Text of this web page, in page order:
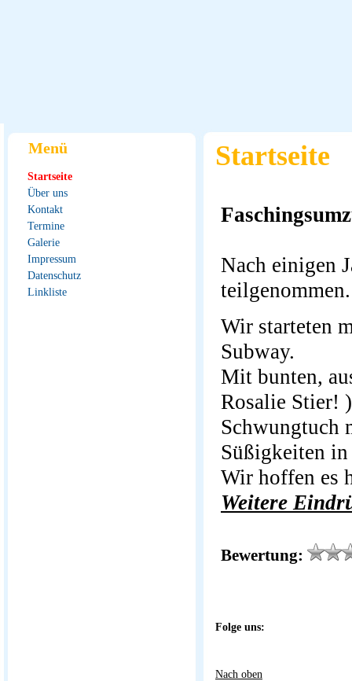
Menü
Startseite
Über uns
Kontakt
Termine
Galerie
Impressum
Datenschutz
Linkliste
Startseite
Nach einigen
teilgenommen.
Wir starteten
Subway.
Mit bunten,
Rosalie Stier!
Schwungtuch
Süßigkeiten
Wir hoffen es
Weitere
Bewertung:
Folge uns:
Nach oben